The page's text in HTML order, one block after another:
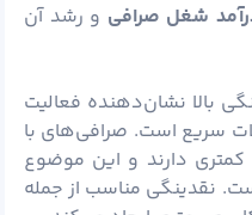
شغل صرافی و رشد آن
بالا نشان‌دهنده فعالیت
سریع است. صرافی‌های با
کمتری دارند و این موضوع
نقدینگی مناسب از جمله